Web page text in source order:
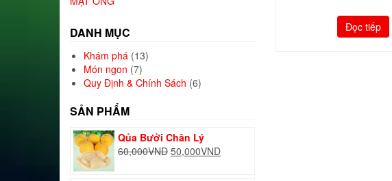
DANH MỤC
Khám phá (13)
Món ngon (7)
Quy Định & Chính Sách (6)
SẢN PHẨM
Qủa Bưởi Chân Lý
60,000VND Giá
50,000VNDGiá
Đọc tiếp